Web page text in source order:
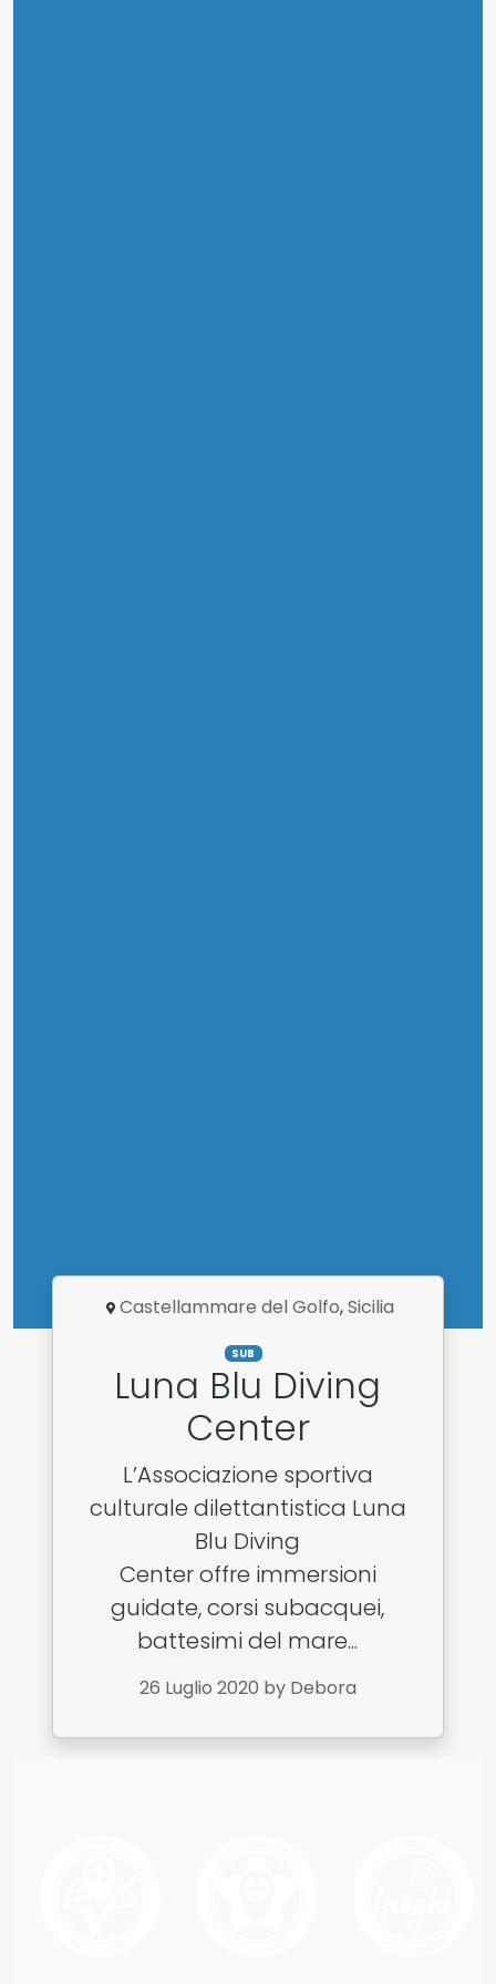
Castellammare del Golfo,Sicilia
SUB
Luna Blu Diving
Center
L’Associazione sportiva
culturale dilettantistica Luna
Blu Diving
Center offre immersioni
guidate, corsi subacquei,
battesimi del mare...
26 Luglio 2020 by Debora